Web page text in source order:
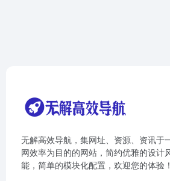
无解高效导航，集网址、资源、资讯于
网效率为目的的网站，简约优雅的设计
能，简单的模块化配置，欢迎您的体验！